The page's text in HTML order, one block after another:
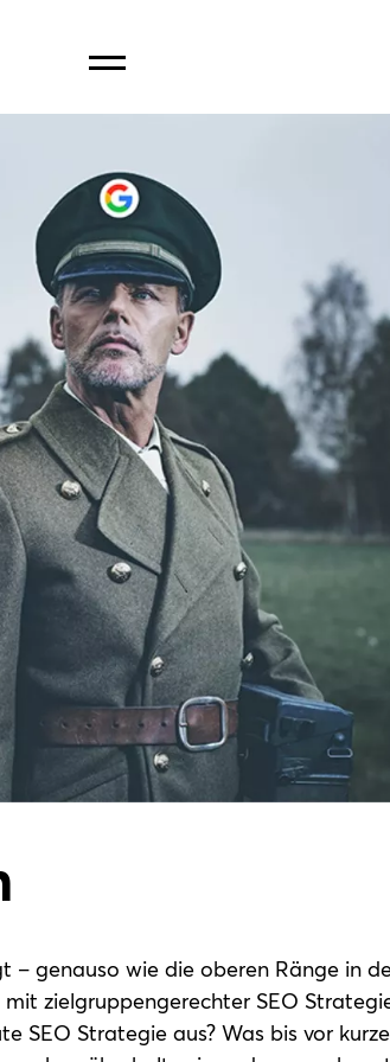
genauso wie die oberen Ränge in
zielgruppengerechter SEO
SEO Strategie aus? Was bis vor